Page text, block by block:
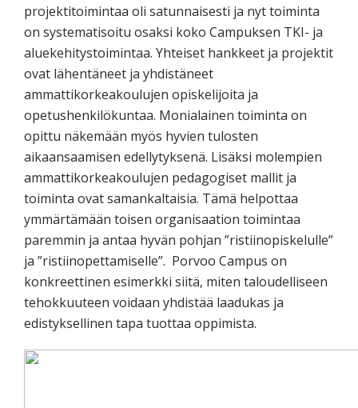
projektitoimintaa oli satunnaisesti ja nyt toiminta
on systematisoitu osaksi koko Campuksen TKI- ja
aluekehitystoimintaa. Yhteiset hankkeet ja projektit
ovat lähentäneet ja yhdistäneet
ammattikorkeakoulujen opiskelijoita ja
opetushenkilökuntaa. Monialainen toiminta on
opittu näkemään myös hyvien tulosten
aikaansaamisen edellytyksenä. Lisäksi molempien
ammattikorkeakoulujen pedagogiset mallit ja
toiminta ovat samankaltaisia. Tämä helpottaa
ymmärtämään toisen organisaation toimintaa
paremmin ja antaa hyvän pohjan ”ristiinopiskelulle”
ja ”ristiinopettamiselle”. Porvoo Campus on
konkreettinen esimerkki siitä, miten taloudelliseen
tehokkuuteen voidaan yhdistää laadukas ja
edistyksellinen tapa tuottaa oppimista.